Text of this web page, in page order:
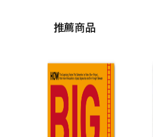
推薦商品